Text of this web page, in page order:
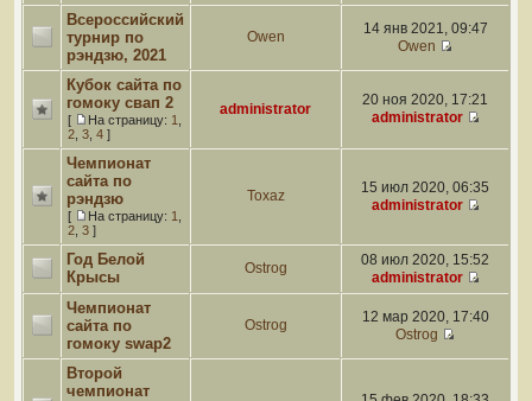
Всероссийский
турнир по
рэндзю, 2021
Owen
14 янв 2021, 09:47
Owen
Кубок сайта по
гомоку свап 2
[ На страницу: 1
2 3 4 ]
administrator
20 ноя 2020, 17:21
administrator
Чемпионат
сайта по
рэндзю
[ На страницу: 1
2 3 ]
Toxaz
15 июл 2020, 06:35
administrator
Год Белой
Крысы
Ostrog
08 июл 2020, 15:52
administrator
Чемпионат
сайта по
гомоку swap2
Ostrog
12 мар 2020, 17:40
Ostrog
Второй
чемпионат